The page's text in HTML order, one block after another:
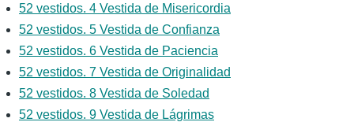
52 vestidos. 4 Vestida de Misericordia
52 vestidos. 5 Vestida de Confianza
52 vestidos. 6 Vestida de Paciencia
52 vestidos. 7 Vestida de Originalidad
52 vestidos. 8 Vestida de Soledad
52 vestidos. 9 Vestida de Lágrimas